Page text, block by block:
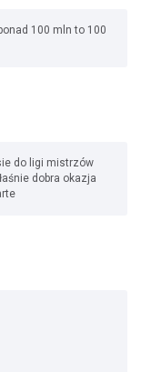
100 mln to 100
do ligi mistrzów
dobra okazja